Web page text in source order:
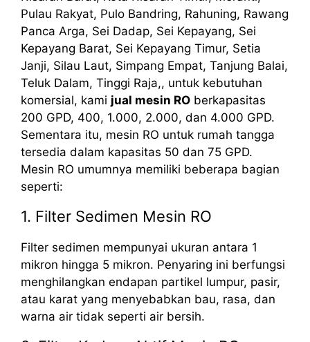
Pulau Rakyat, Pulo Bandring, Rahuning, Rawang
Panca Arga, Sei Dadap, Sei Kepayang, Sei
Kepayang Barat, Sei Kepayang Timur, Setia
Janji, Silau Laut, Simpang Empat, Tanjung Balai,
Teluk Dalam, Tinggi Raja,, untuk kebutuhan
komersial, kami jual mesin RO berkapasitas
200 GPD, 400, 1.000, 2.000, dan 4.000 GPD.
Sementara itu, mesin RO untuk rumah tangga
tersedia dalam kapasitas 50 dan 75 GPD.
Mesin RO umumnya memiliki beberapa bagian
seperti:
1. Filter Sedimen Mesin RO
Filter sedimen mempunyai ukuran antara 1
mikron hingga 5 mikron. Penyaring ini berfungsi
menghilangkan endapan partikel lumpur, pasir,
atau karat yang menyebabkan bau, rasa, dan
warna air tidak seperti air bersih.